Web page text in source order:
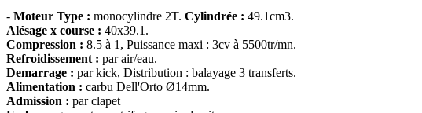
- Moteur Type : monocylindre 2T. Cylindrée : 49.1cm3.
Alésage x course : 40x39.1.
Compression : 8.5 à 1, Puissance maxi : 3cv à 5500tr/mn.
Refroidissement : par air/eau.
Demarrage : par kick, Distribution : balayage 3 transferts.
Alimentation : carbu Dell'Orto Ø14mm.
Admission : par clapet